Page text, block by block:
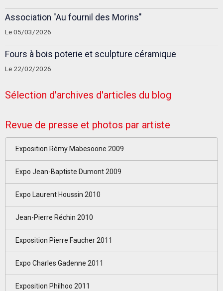
Association "Au fournil des Morins"
Le 05/03/2026
Fours à bois poterie et sculpture céramique
Le 22/02/2026
Sélection d'archives d'articles du blog
Revue de presse et photos par artiste
Exposition Rémy Mabesoone 2009
Expo Jean-Baptiste Dumont 2009
Expo Laurent Houssin 2010
Jean-Pierre Réchin 2010
Exposition Pierre Faucher 2011
Expo Charles Gadenne 2011
Exposition Philhoo 2011